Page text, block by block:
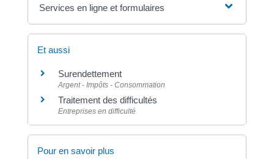
Services en ligne et formulaires
Et aussi
Surendettement
Argent - Impôts - Consommation
Traitement des difficultés
Entreprises en difficulté
Pour en savoir plus